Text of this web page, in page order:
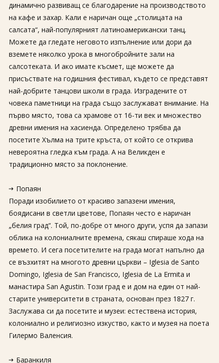
динамично развиващ се благодарение на производството
на кафе и захар. Кали е наричан още „столицата на
салсата“, най-популярният латиноамерикански танц.
Можете да гледате неговото изпълнение или дори да
вземете няколко урока в многобройните зали на
салсотеката. И ако имате късмет, ще можете да
присъствате на годишния фестивал, където се представят
най-добрите танцови школи в града. Изградените от
човека паметници на града също заслужават внимание. На
първо място, това са храмове от 16-ти век и множество
древни имения на хасиенда. Определено трябва да
посетите Хълма на трите кръста, от който се открива
невероятна гледка към града. А на Великден е
традиционно място за поклонение.
Попаян
Поради изобилието от красиво запазени имения,
боядисани в светли цветове, Попаян често е наричан
„белия град“. Той, по-добре от много други, успя да запази
облика на колониалните времена, сякаш спираше хода на
времето. И сега посетителите на града могат напълно да
се възхитят на многото древни църкви – Iglesia de Santo
Domingo, Iglesia de San Francisco, Iglesia de La Ermita и
манастира San Agustin. Този град е и дом на един от най-
старите университети в страната, основан през 1827 г.
Заслужава си да посетите и музеи: естествена история,
колониално и религиозно изкуство, както и музея на поета
Гилермо Валенсия.
Баранкиля